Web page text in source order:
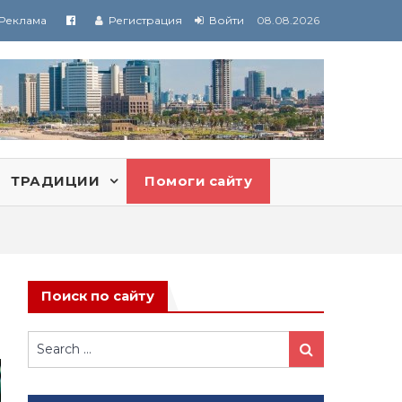
Реклама Регистрация Войти 08.08.2026
ТРАДИЦИИ Помоги сайту
Поиск по сайту
Search
for:
Search